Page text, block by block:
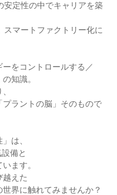
安定性の中でキャリアを築
スマートファクトリー化に
をコントロールする／
知識。
ラントの脳」そのもので
は、
備と
ます。
越えた
界に触れてみませんか？